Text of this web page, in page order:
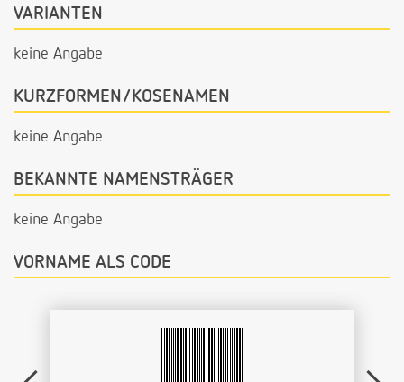
VARIANTEN
keine Angabe
KURZFORMEN/KOSENAMEN
keine Angabe
BEKANNTE NAMENSTRÄGER
keine Angabe
VORNAME ALS CODE